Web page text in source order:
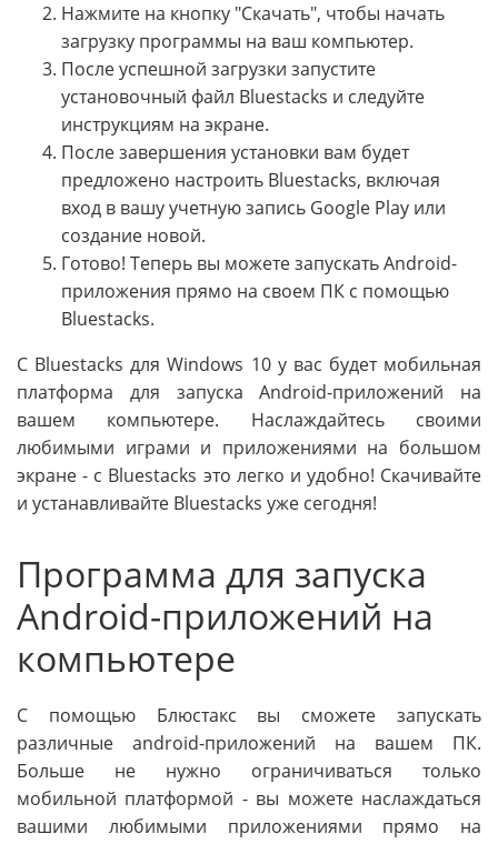
Нажмите на кнопку "Скачать", чтобы начать
загрузку программы на ваш компьютер.
После успешной загрузки запустите
установочный файл Bluestacks и следуйте
инструкциям на экране.
После завершения установки вам будет
предложено настроить Bluestacks, включая
вход в вашу учетную запись Google Play или
создание новой.
Готово! Теперь вы можете запускать Android-
приложения прямо на своем ПК с помощью
Bluestacks.
С Bluestacks для Windows 10 у вас будет мобильная
платформа для запуска Android-приложений на
вашем компьютере. Наслаждайтесь своими
любимыми играми и приложениями на большом
экране - с Bluestacks это легко и удобно! Скачивайте
и устанавливайте Bluestacks уже сегодня!
Программа для запуска
Android-приложений на
компьютере
С помощью Блюстакс вы сможете запускать
различные android-приложений на вашем ПК.
Больше не нужно ограничиваться только
мобильной платформой - вы можете наслаждаться
вашими любимыми приложениями прямо на